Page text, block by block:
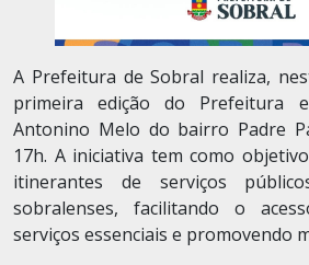
A Prefeitura de Sobral realiza,
primeira edição do Prefeitura
Antonino Melo do bairro Padre
17h. A iniciativa tem como
itinerantes de serviços
sobralenses, facilitando o
serviços essenciais e promovendo